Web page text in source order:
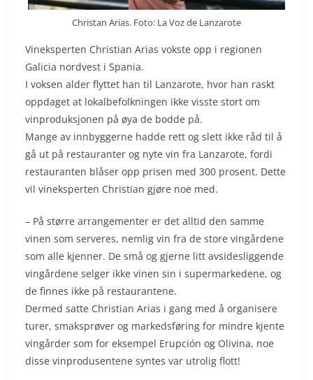
Christan Arias. Foto: La Voz de Lanzarote
Vineksperten Christian Arias vokste opp i regionen
Galicia nordvest i Spania.
I voksen alder flyttet han til Lanzarote, hvor han raskt
oppdaget at lokalbefolkningen ikke visste stort om
vinproduksjonen på øya de bodde på.
Mange av innbyggerne hadde rett og slett ikke råd til å
gå ut på restauranter og nyte vin fra Lanzarote, fordi
restauranten blåser opp prisen med 300 prosent. Dette
vil vineksperten Christian gjøre noe med.
– På større arrangementer er det alltid den samme
vinen som serveres, nemlig vin fra de store vingårdene
som alle kjenner. De små og gjerne litt avsidesliggende
vingårdene selger ikke vinen sin i supermarkedene, og
de finnes ikke på restaurantene.
Dermed satte Christian Arias i gang med å organisere
turer, smaksprøver og markedsføring for mindre kjente
vingårder som for eksempel Erupción og Olivina, noe
disse vinprodusentene syntes var utrolig flott!